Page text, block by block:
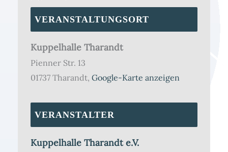
VERANSTALTUNGSORT
Kuppelhalle Tharandt
Pienner Str. 13
01737 Tharandt, Google-Karte anzeigen
VERANSTALTER
Kuppelhalle Tharandt e.V.